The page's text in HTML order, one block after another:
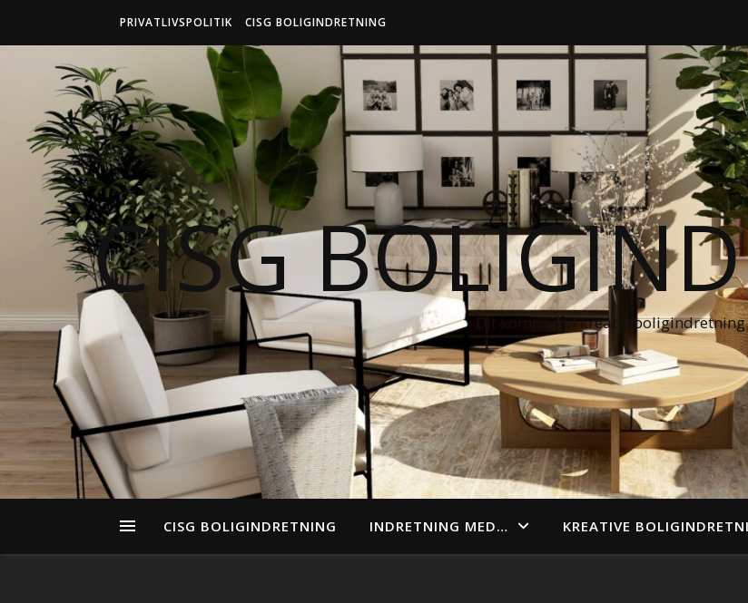
PRIVATLIVSPOLITIK CISG BOLIGINDRETNING
CISG
Dit kompas til kreativ boligindretning
CISG BOLIGINDRETNING INDRETNING MED… KREATIVE